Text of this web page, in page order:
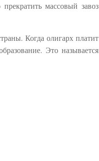
массовый завоз
Когда олигарх платит
Это называется